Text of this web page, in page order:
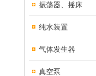
振荡器、摇床
纯水装置
气体发生器
真空泵